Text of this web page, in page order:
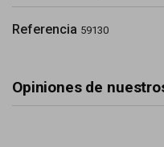
Referencia 59130
Opiniones de